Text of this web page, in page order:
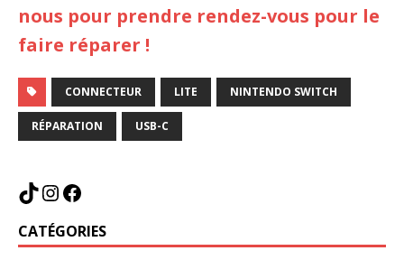
nous pour prendre rendez-vous pour le
faire réparer !
CONNECTEUR LITE NINTENDO SWITCH
RÉPARATION USB-C
CATÉGORIES